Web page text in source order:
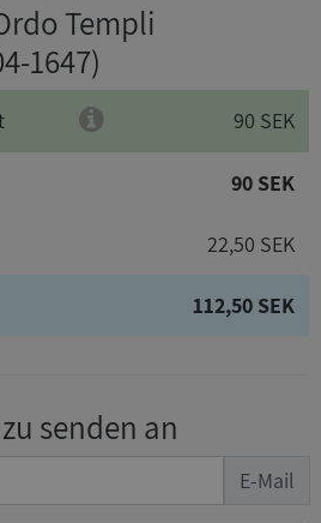
Templi
1647)
90 SEK
90 SEK
22,50 SEK
112,50 SEK
senden an
E-Mail